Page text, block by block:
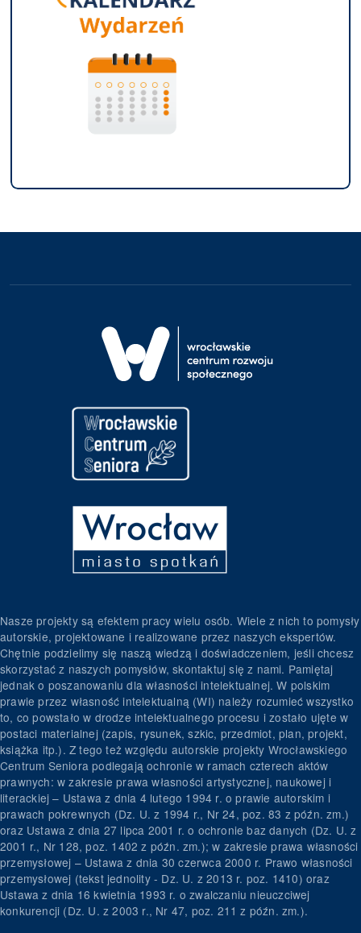
Nasze projekty są efektem pracy wielu osób. Wiele z nich to pomysły
autorskie, projektowane i realizowane przez naszych ekspertów.
Chętnie podzielimy się naszą wiedzą i doświadczeniem, jeśli chcesz
skorzystać z naszych pomysłów, skontaktuj się z nami. Pamiętaj
jednak o poszanowaniu dla własności intelektualnej. W polskim
prawie przez własność intelektualną (WI) należy rozumieć wszystko
to, co powstało w drodze intelektualnego procesu i zostało ujęte w
postaci materialnej (zapis, rysunek, szkic, przedmiot, plan, projekt,
książka itp.). Z tego też względu autorskie projekty Wrocławskiego
Centrum Seniora podlegają ochronie w ramach czterech aktów
prawnych: w zakresie prawa własności artystycznej, naukowej i
literackiej – Ustawa z dnia 4 lutego 1994 r. o prawie autorskim i
prawach pokrewnych (Dz. U. z 1994 r., Nr 24, poz. 83 z późn. zm.)
oraz Ustawa z dnia 27 lipca 2001 r. o ochronie baz danych (Dz. U. z
2001 r., Nr 128, poz. 1402 z późn. zm.); w zakresie prawa własności
przemysłowej – Ustawa z dnia 30 czerwca 2000 r. Prawo własności
przemysłowej (tekst jednolity - Dz. U. z 2013 r. poz. 1410) oraz
Ustawa z dnia 16 kwietnia 1993 r. o zwalczaniu nieuczciwej
konkurencji (Dz. U. z 2003 r., Nr 47, poz. 211 z późn. zm.).